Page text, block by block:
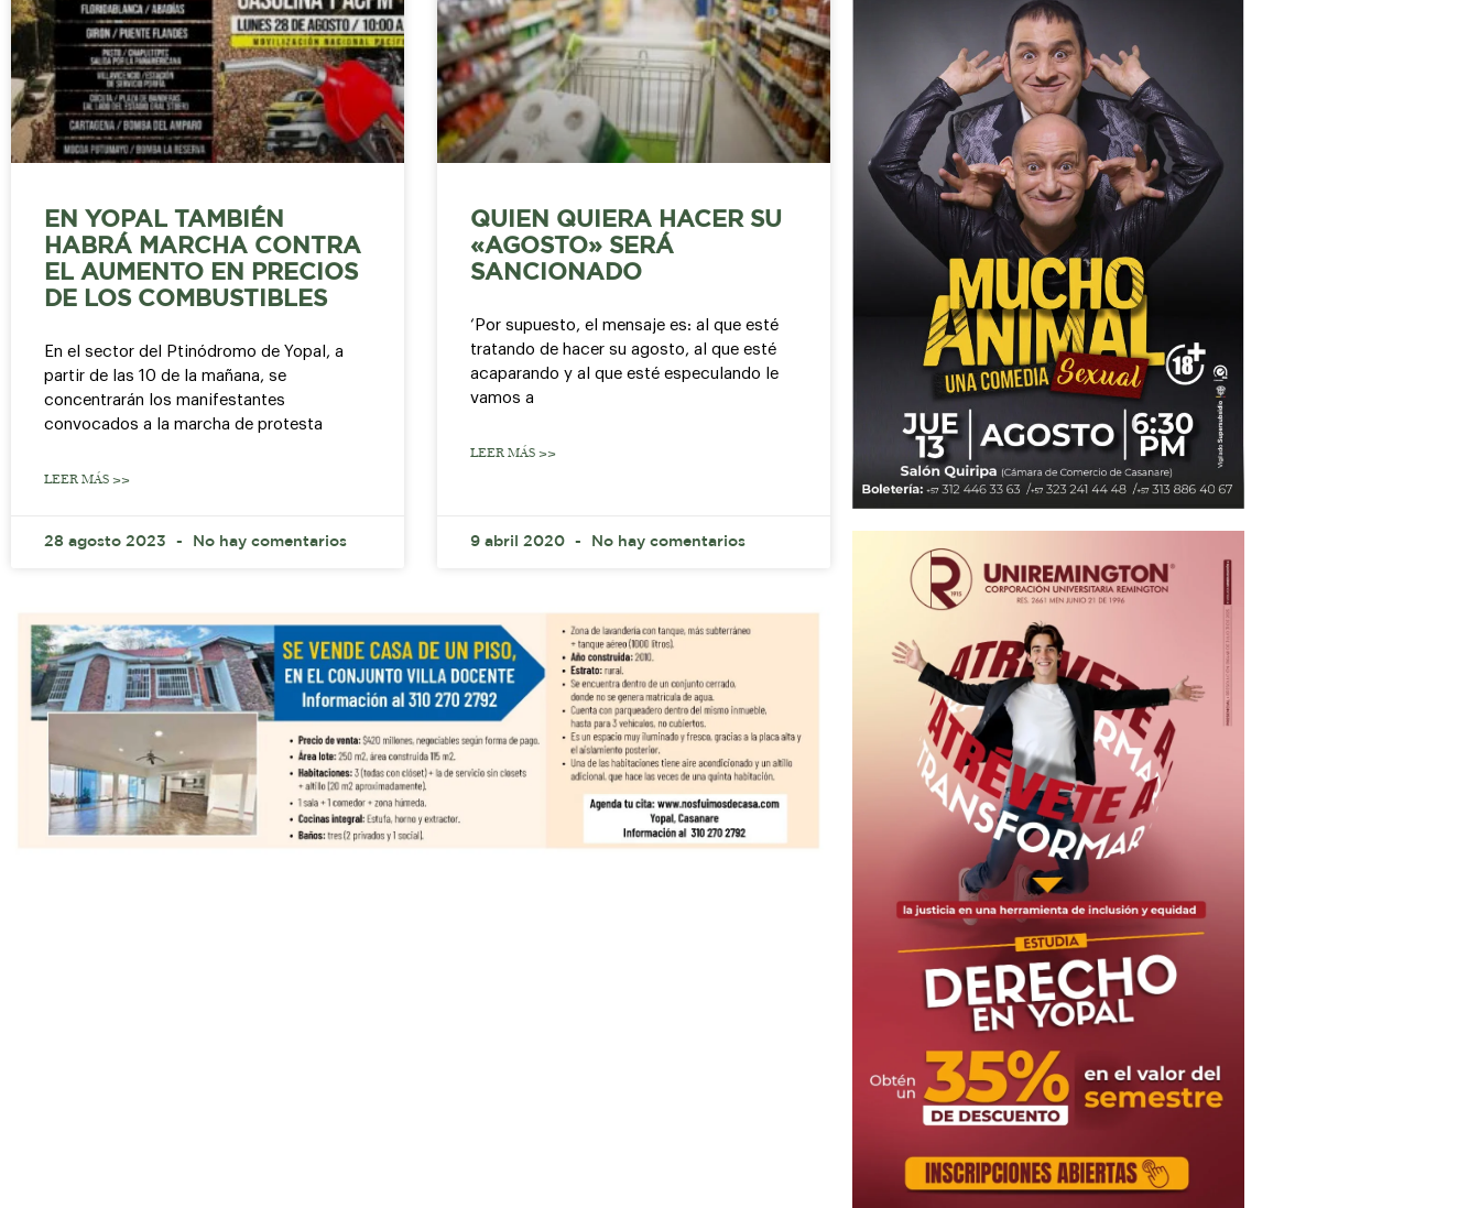
EN YOPAL TAMBIÉN
HABRÁ MARCHA CONTRA
EL AUMENTO EN PRECIOS
DE LOS COMBUSTIBLES
En el sector del Ptinódromo de Yopal, a
partir de las 10 de la mañana, se
concentrarán los manifestantes
convocados a la marcha de protesta
LEER MÁS >>
28 agosto 2023 No hay comentarios
QUIEN QUIERA HACER SU
«AGOSTO» SERÁ
SANCIONADO
‘Por supuesto, el mensaje es: al que esté
tratando de hacer su agosto, al que esté
acaparando y al que esté especulando le
vamos a
LEER MÁS >>
9 abril 2020 No hay comentarios